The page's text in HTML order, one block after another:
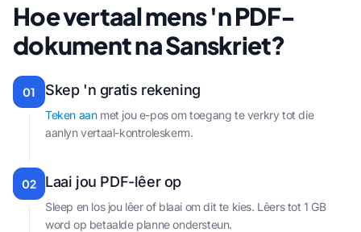
Hoe vertaal mens 'n PDF-
dokument na Sanskriet?
01 Skep 'n gratis rekening
Teken aanmet jou e-pos om toegang te verkry tot die
aanlyn vertaal-kontroleskerm.
02 Laai jou PDF-lêer op
Sleep en los jou lêer of blaai om dit te kies. Lêers tot 1 GB
word op betaalde planne ondersteun.